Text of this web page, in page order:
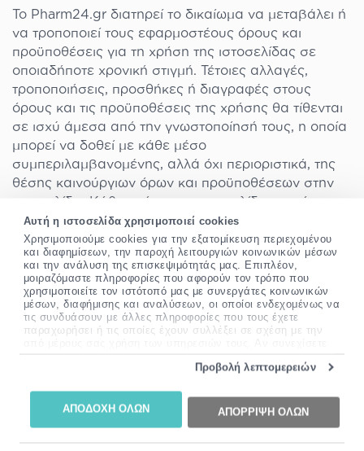
Αυτή η ιστοσελίδα χρησιμοποιεί cookies
Χρησιμοποιούμε cookies για την εξατομίκευση περιεχομένου
και διαφημίσεων, την παροχή λειτουργιών κοινωνικών μέσων
και την ανάλυση της επισκεψιμότητάς μας. Επιπλέον,
μοιραζόμαστε πληροφορίες που αφορούν τον τρόπο που
χρησιμοποιείτε τον ιστότοπό μας με συνεργάτες κοινωνικών
μέσων, διαφήμισης και αναλύσεων, οι οποίοι ενδεχομένως να
τις συνδυάσουν με άλλες πληροφορίες που τους έχετε
παραχωρήσει ή τις οποίες έχουν συλλέξει σε σχέση με την
να δείτεεδώ.
Προβολή λεπτομερειών
ΑΠΟΔΟΧΗ ΟΛΩΝ ΑΠΟΡΡΙΨΗ ΟΛΩΝ
Το Pharm24.gr διατηρεί το δικαίωμα να μεταβάλει ή
να τροποποιεί τους εφαρμοστέους όρους και
προϋποθέσεις για τη χρήση της ιστοσελίδας σε
οποιαδήποτε χρονική στιγμή. Τέτοιες αλλαγές,
τροποποιήσεις, προσθήκες ή διαγραφές στους
όρους και τις προϋποθέσεις της χρήσης θα τίθενται
σε ισχύ άμεσα από την γνωστοποίησή τους, η οποία
μπορεί να δοθεί με κάθε μέσο
συμπεριλαμβανομένης, αλλά όχι περιοριστικά, της
θέσης καινούργιων όρων και προϋποθέσεων στην
ιστοσελίδα. Κάθε χρήση της ιστοσελίδας κατόπιν
τέτοιας αλλαγής ή τροποποίησης θα θεωρείται ότι
αποτελεί αποδοχή εκ μέρους σου τέτοιων αλλαγών,
τροποποιήσεων, προσθηκών ή διαγραφών. Το
Pharm24.gr μπορεί, σε οποιαδήποτε χρονική στιγμή,
να καταγγείλει, αλλάξει, αναστείλει ή διακόψει
οποιαδήποτε επιμέρους λειτουργία αυτής της
ιστοσελίδας συμπεριλαμβανομένης της
περιγραφής οποιουδήποτε προϊόντος ή υπηρεσίας.
H τελευταία αναθεώρηση των Όρων Χρήσης έγινε